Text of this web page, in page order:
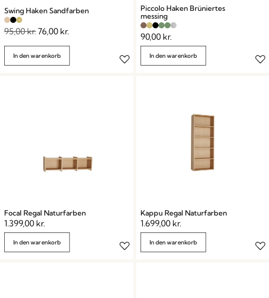
Swing Haken Sandfarben
95,00kr.76,00 kr.
In den warenkorb
Piccolo Haken Brüniertes
messing
90,00 kr.
In den warenkorb
Focal Regal Naturfarben
1.399,00 kr.
In den warenkorb
Kappu Regal Naturfarben
1.699,00 kr.
In den warenkorb